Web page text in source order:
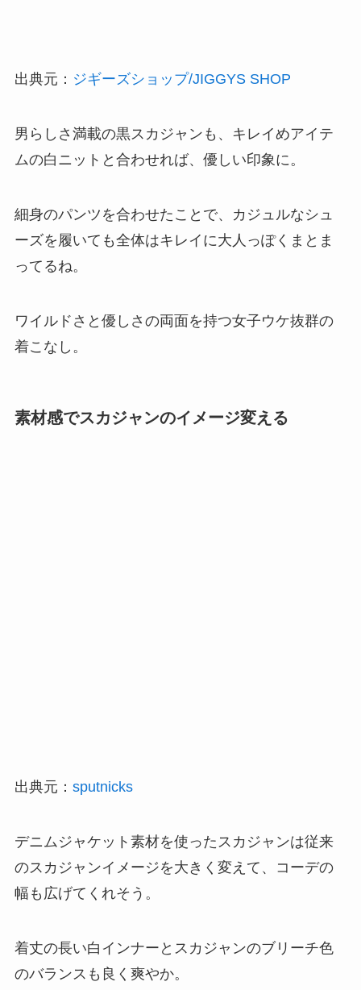
出典元： ジギーズショップ/JIGGYS SHOP
男らしさ満載の黒スカジャンも、キレイめアイテ
ムの白ニットと合わせれば、優しい印象に。
細身のパンツを合わせたことで、カジュルなシュ
ーズを履いても全体はキレイに大人っぽくまとま
ってるね。
ワイルドさと優しさの両面を持つ女子ウケ抜群の
着こなし。
素材感でスカジャンのイメージ変える
出典元： sputnicks
デニムジャケット素材を使ったスカジャンは従来
のスカジャンイメージを大きく変えて、コーデの
幅も広げてくれそう。
着丈の長い白インナーとスカジャンのブリーチ色
のバランスも良く爽やか。